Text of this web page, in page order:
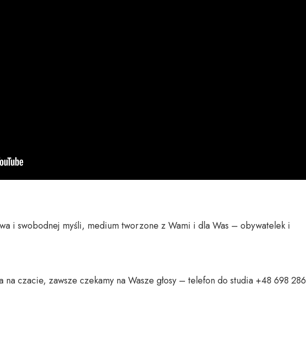
i swobodnej myśli, medium tworzone z Wami i dla Was – obywatelek i
na czacie, zawsze czekamy na Wasze głosy – telefon do studia +48 698 286